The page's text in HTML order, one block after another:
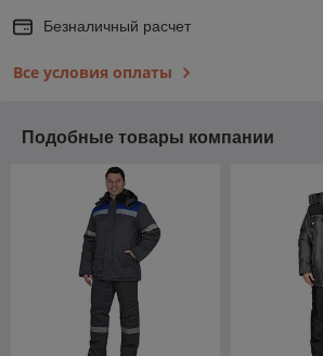
Безналичный расчет
Все условия оплаты
Подобные товары компании